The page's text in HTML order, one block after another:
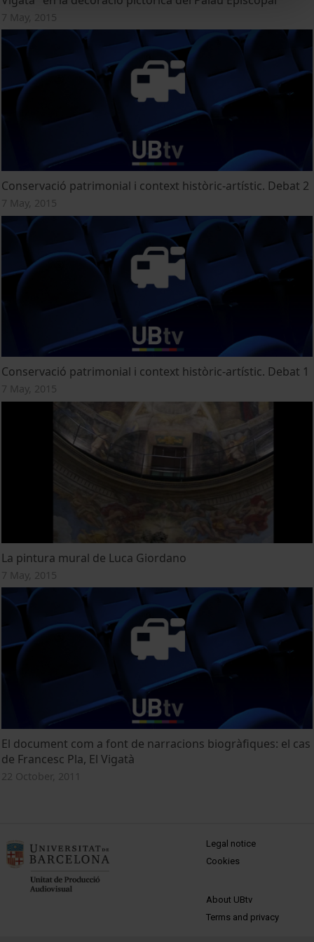
7 May, 2015
Conservació patrimonial i context històric-artístic. Debat 2
7 May, 2015
Conservació patrimonial i context històric-artístic. Debat 1
7 May, 2015
La pintura mural de Luca Giordano
7 May, 2015
El document com a font de narracions biogràfiques: el cas
de Francesc Pla, El Vigatà
22 October, 2011
MENÚ PEU 1
Legal notice
Cookies
PEU 2
About UBtv
Terms and privacy